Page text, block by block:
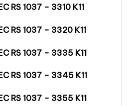
RS 1037 – 3310 K11
RS 1037 – 3320 K11
RS 1037 – 3335 K11
RS 1037 – 3345 K11
RS 1037 – 3355 K11